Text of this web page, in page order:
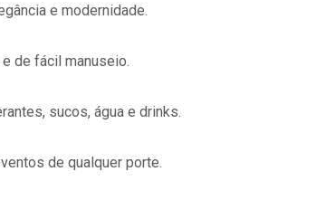
e modernidade.
de fácil manuseio.
sucos, água e drinks.
de qualquer porte.